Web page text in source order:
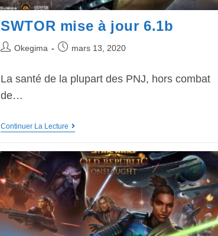
SWTOR mise à jour 6.1b
Okegima mars 13, 2020
La santé de la plupart des PNJ, hors combat
de…
Continuer La Lecture